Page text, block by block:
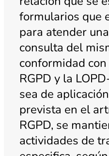
formularios que
para atender
consulta del
conformidad
RGPD y la
sea de
prevista en el
RGPD, se
actividades de